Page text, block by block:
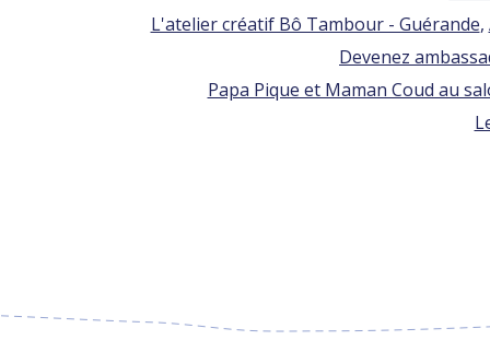
L'atelier créatif Bô Tambour - Guérande,
Devenez
Papa Pique et Maman Coud au